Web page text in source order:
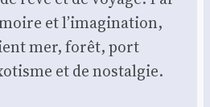
et l’imagination,
mer, forêt, port
et de nostalgie.